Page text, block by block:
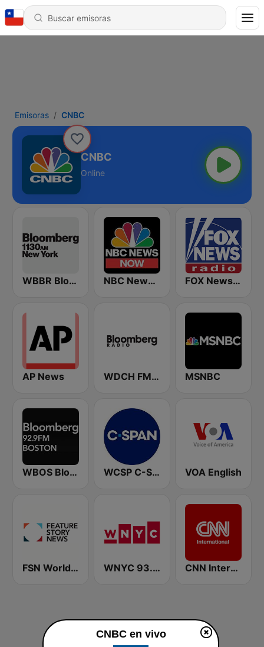
Emisoras CNBC
CNBC
Online
WBBR Bloomberg 1130 NBC News Now FOX News Radio
AP News WDCH FM Bloomberg Radio 99.1 MSNBC
WBOS Bloomberg 92.9 Boston WCSP C-SPAN Radio VOA English
FSN World News WNYC 93.9 FM CNN International
CNBC en vivo